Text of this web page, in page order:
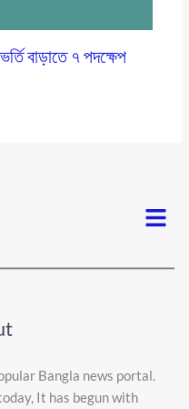
বাড়াতে ৭ পদক্ষেপ
Menu
Bangla news portal.
It has begun with